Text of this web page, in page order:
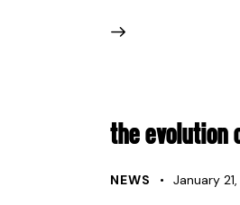
THE
NEWS January